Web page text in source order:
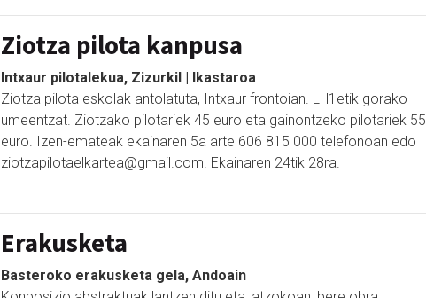
Ziotza pilota kanpusa
Intxaur pilotalekua, Zizurkil | Ikastaroa
Ziotza pilota eskolak antolatuta, Intxaur frontoian. LH1etik gorako
umeentzat. Ziotzako pilotariek 45 euro eta gainontzeko pilotariek 55
euro. Izen-emateak ekainaren 5a arte 606 815 000 telefonoan edo
ziotzapilotaelkartea@gmail.com. Ekainaren 24tik 28ra.
Erakusketa
Basteroko erakusketa gela, Andoain